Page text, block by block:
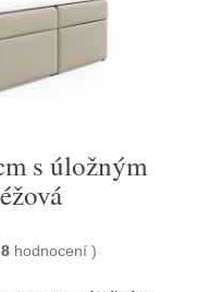
s úložným
8 hodnocení )